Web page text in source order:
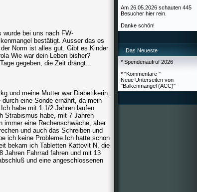
wurde bei uns nach FW-
bestätigt. Ausser das es
Norm ist alles gut. Gibt es Kinder
Wie war dein Leben bisher?
gegeben, die Zeit drängt...
und meine Mutter war Diabetikerin.
eine Sonde ernährt, da mein
habe mit 1 1/2 Jahren laufen
Strabismus habe, mit 7 Jahren
eine Rechenschwäche, aber
und auch das Schreiben und
ich keine Probleme.Ich hatte schon
bekam ich Tabletten Kattovit N, die
Jahren Fahrrad fahren und mit 13
und eine angeschlossenen
Am 26.05.2026 schauten 445
Besucher hier rein.
Danke schön!
Das Neueste
* Spendenaufruf 2026
* "Kommentare "
Neue Unterseiten von
"Balkenmangel (ACC)"